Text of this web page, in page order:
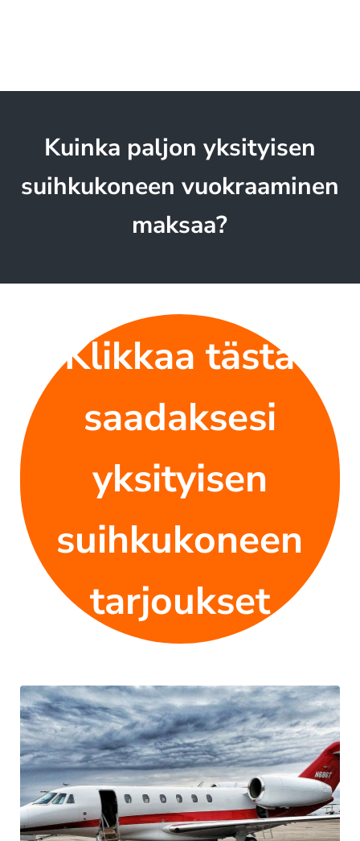
Kuinka paljon yksityisen
suihkukoneen vuokraaminen
maksaa?
Klikkaa tästä
saadaksesi
yksityisen
suihkukoneen
tarjoukset